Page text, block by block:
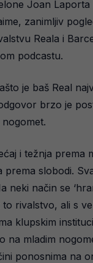
Joan Laporta
zanimljiv
Reala i
podcastu.
je baš Real
brzo je
i težnja prema
prema slobodi.
neki način se
rivalstvo, ali s
klupskim
na mladim
ponosnima na